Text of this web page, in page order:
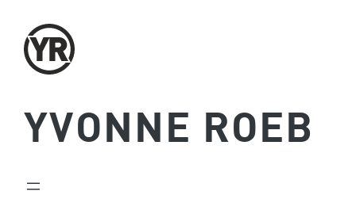
Inhalt
springen
YVONNE ROEB